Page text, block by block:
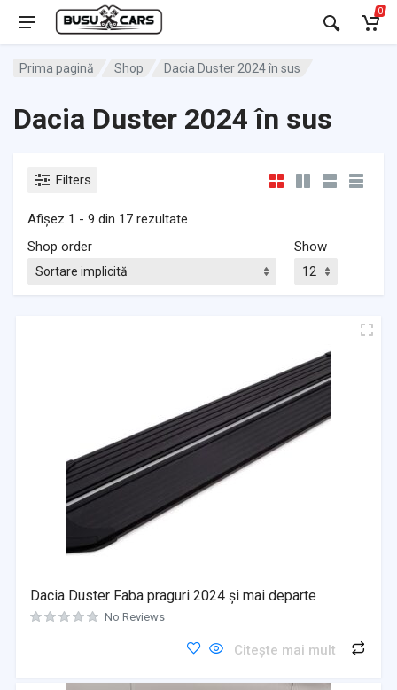
0
Prima pagină Shop Dacia Duster 2024 în sus
Dacia Duster 2024 în sus
Filters
Afișez 1 - 9 din 17 rezultate
Shop order
Show
Dacia Duster Faba praguri 2024 și mai departe
No Reviews
Citește mai mult